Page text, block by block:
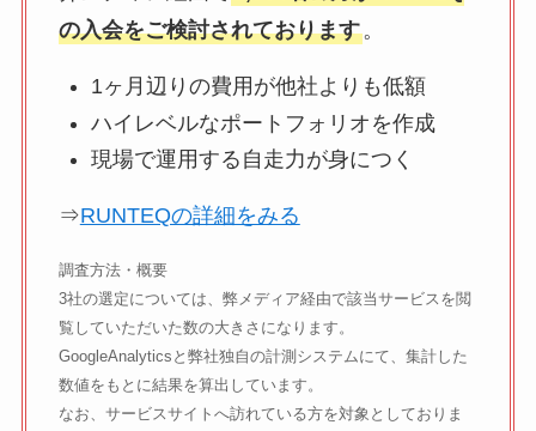
の入会をご検討されております。
1ヶ月辺りの費用が他社よりも低額
ハイレベルなポートフォリオを作成
現場で運用する自走力が身につく
⇒RUNTEQの詳細をみる
調査方法・概要
3社の選定については、弊メディア経由で該当サービスを閲
覧していただいた数の大きさになります。
GoogleAnalyticsと弊社独自の計測システムにて、集計した
数値をもとに結果を算出しています。
なお、サービスサイトへ訪れている方を対象としておりま